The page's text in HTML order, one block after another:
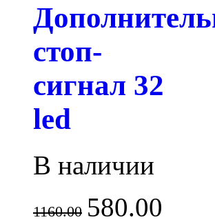
стоп-
сигнал 32
led
В наличии
1160.00 580.00